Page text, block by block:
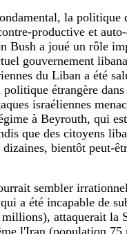
la politique
productive et
Bush a joué un rôle
gouvernement
du Liban a été
politique étrangère
israéliennes
à Beyrouth, qui
que des citoyens
bientôt peut-
sembler
a été incapable de
attaquerait la